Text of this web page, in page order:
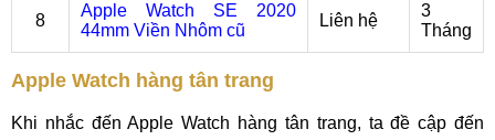
8
Apple Watch SE 2020
44mm Viền Nhôm cũ
Liên hệ
3
Tháng
Apple Watch hàng tân trang
Khi nhắc đến Apple Watch hàng tân trang, ta đề cập đến